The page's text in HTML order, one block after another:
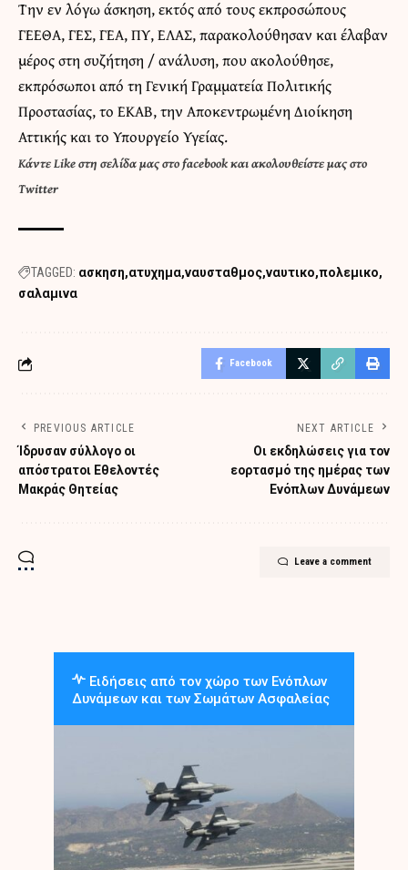
Την εν λόγω άσκηση, εκτός από τους εκπροσώπους
ΓΕΕΘΑ, ΓΕΣ, ΓΕΑ, ΠΥ, ΕΛΑΣ, παρακολούθησαν και έλαβαν
μέρος στη συζήτηση / ανάλυση, που ακολούθησε,
εκπρόσωποι από τη Γενική Γραμματεία Πολιτικής
Προστασίας, το ΕΚΑΒ, την Αποκεντρωμένη Διοίκηση
Αττικής και το Υπουργείο Υγείας.
ΚάντεLike στη σελίδα μας στο facebookκαιακολουθείστε μας στο
Twitter
TAGGED: ασκηση ατυχημα ναυσταθμος ναυτικο πολεμικο
σαλαμινα
Facebook
PREVIOUS ARTICLE
Ίδρυσαν σύλλογο οι
απόστρατοι Εθελοντές
Μακράς Θητείας
NEXT ARTICLE
Οι εκδηλώσεις για τον
εορτασμό της ημέρας των
Ενόπλων Δυνάμεων
Leave a comment
Ειδήσεις από τον χώρο των Ενόπλων
Δυνάμεων και των Σωμάτων Ασφαλείας